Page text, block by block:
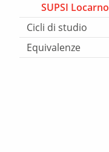
SUPSI Locarno
Cicli di studio
Equivalenze